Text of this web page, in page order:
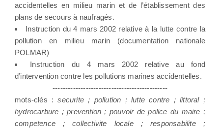
accidentelles en milieu marin et de l’établissement des
plans de secours à naufragés.
Instruction du 4 mars 2002 relative à la lutte contre la
pollution en milieu marin (documentation nationale
POLMAR)
Instruction du 4 mars 2002 relative au fond
d’intervention contre les pollutions marines accidentelles.
---------------------------------------------
mots-clés :securite ; pollution ; lutte contre ; littoral ;
hydrocarbure ; prevention ; pouvoir de police du maire ;
competence ; collectivite locale ; responsabilite ;